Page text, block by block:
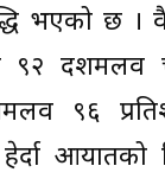
भएको छ ।
९२ दशमलव
९६
आयातको